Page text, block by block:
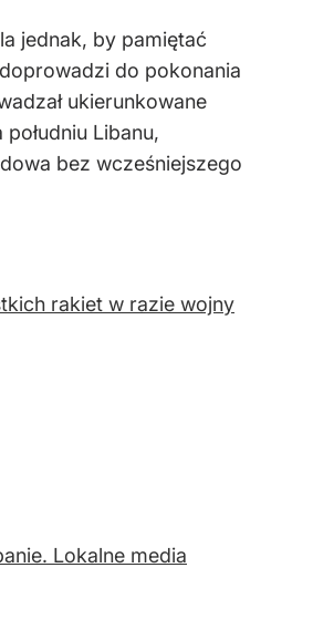
jednak, by pamiętać
do pokonania
ukierunkowane
Libanu,
bez wcześniejszego
rakiet w razie wojny
Lokalne media